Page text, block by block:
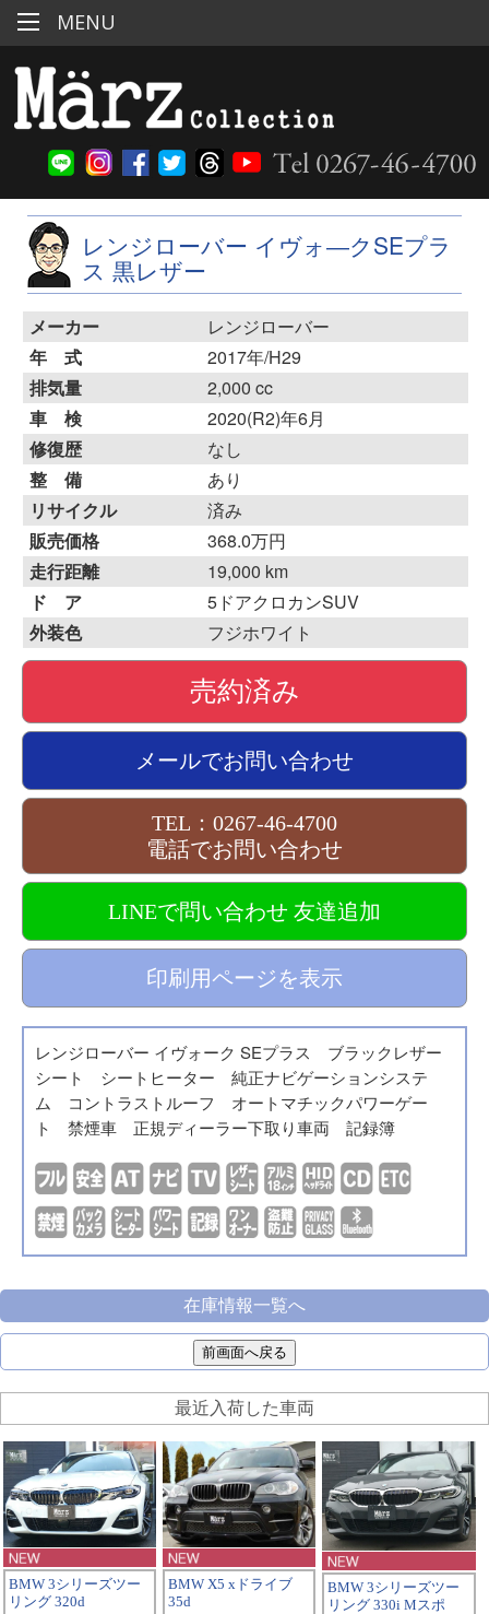
レンジローバー イヴォ―クSEプラ
ス 黒レザー
メーカー
レンジローバー
年 式
2017年/H29
排気量
2,000 cc
車 検
2020(R2)年6月
修復歴
なし
整 備
あり
リサイクル
済み
販売価格
368.0万円
走行距離
19,000 km
ド ア
5ドアクロカンSUV
外装色
フジホワイト
売約済み
メールでお問い合わせ
TEL：0267-46-4700
電話でお問い合わせ
LINEで問い合わせ 友達追加
印刷用ページを表示
レンジローバー イヴォーク SEプラス ブラックレザー
シート シートヒーター 純正ナビゲーションシステ
ム コントラストルーフ オートマチックパワーゲー
ト 禁煙車 正規ディーラー下取り車両 記録簿
在庫情報一覧へ
前画面へ戻る
最近入荷した車両
BMW 3シリーズツー
リング 320d
BMW X5 xドライブ
35d
BMW 3シリーズツー
リング 330i Mスポ
MENU